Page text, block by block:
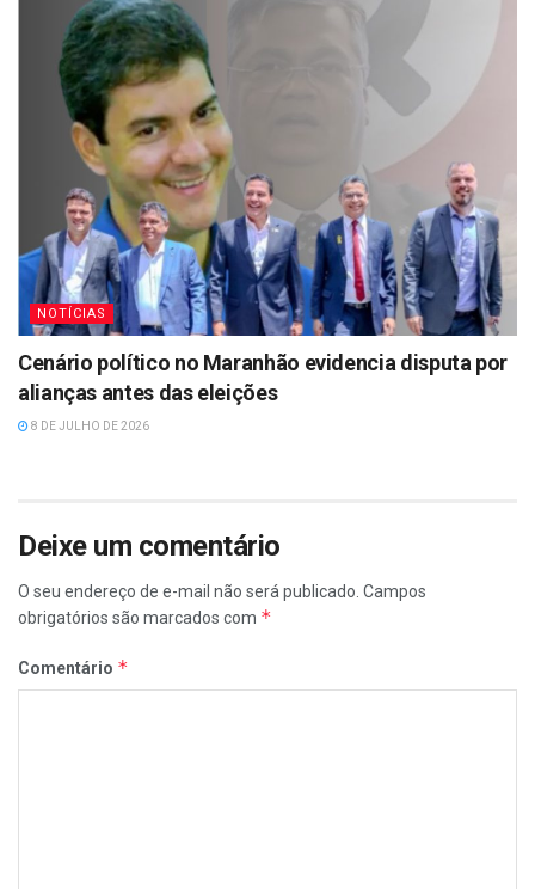
NOTÍCIAS
Cenário político no Maranhão evidencia disputa por
alianças antes das eleições
8 DE JULHO DE 2026
Deixe um comentário
O seu endereço de e-mail não será publicado. Campos
obrigatórios são marcados com *
Comentário *